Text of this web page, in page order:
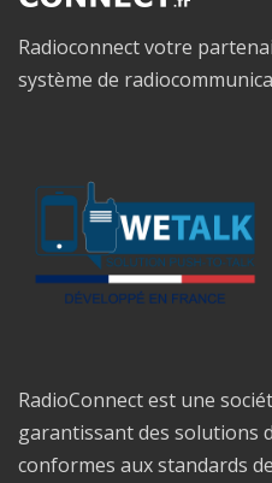
Radioconnect votre
système de
RadioConnect est une
garantissant des solutions
conformes aux standards